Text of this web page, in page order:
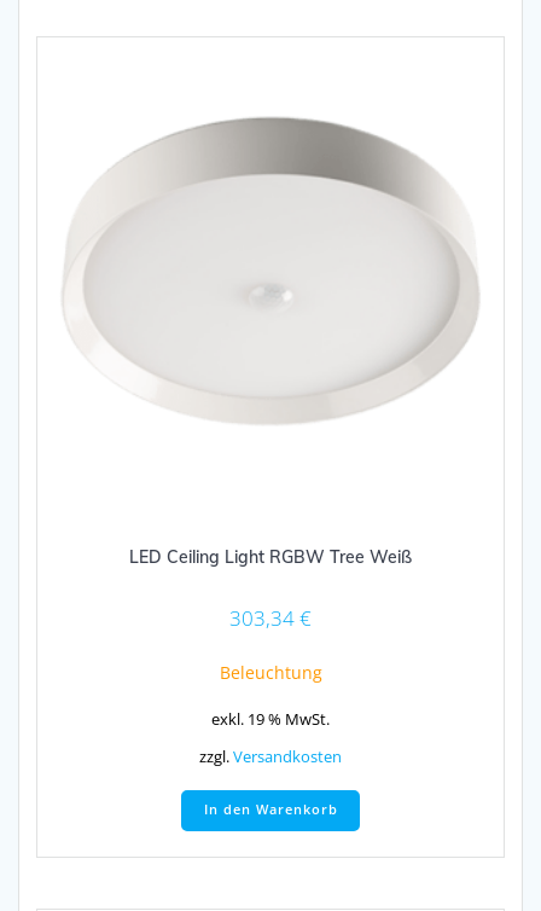
LED Ceiling Light RGBW Tree Weiß
303,34€
Beleuchtung
exkl. 19 % MwSt.
zzgl.Versandkosten
In den Warenkorb